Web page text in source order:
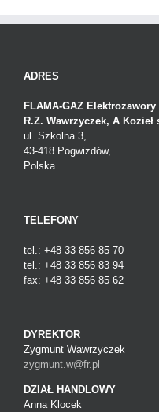
ADRES
FLAMA-GAZ Elektrozawory
R.Z. Wawrzyczek, A Kozieł
ul. Szkolna 3,
43-418 Pogwizdów,
Polska
TELEFONY
tel.: +48 33 856 85 70
tel.: +48 33 856 83 94
fax: +48 33 856 85 62
DYREKTOR
Zygmunt Wawrzyczek
zygmunt.w@fr.pl
DZIAŁ HANDLOWY
Anna Klocek